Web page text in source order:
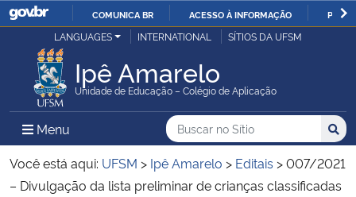
IR
O
COMUNICA BR ACESSO À INFORMAÇÃO
Ministério da Justiça e Segurança Pública
Ministério da Defesa
Ministério das Relações Exteriores
LANGUAGES INTERNATIONAL SÍTIOS DA UFSM
Ipê Amarelo
Unidade de Educação – Colégio de Aplicação
Menu Menu Principal do Sítio
Busca
Buscar no no Sítio
Busca:
Você está aqui: UFSM > Ipê Amarelo > Editais >007/2021
– Divulgação da lista preliminar de crianças classificadas